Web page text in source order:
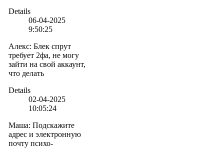
Details
06-04-2025
9:50:25
Алекс: Блек спрут
требует 2фа, не могу
зайти на свой аккаунт,
что делать
Details
02-04-2025
10:05:24
Маша: Подскажите
адрес и электронную
почту психо-